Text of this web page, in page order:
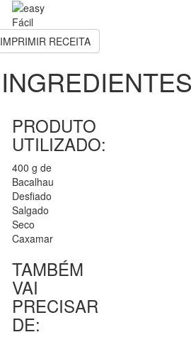
Fácil
IMPRIMIR RECEITA
PRODUTO
UTILIZADO:
400 g de
Bacalhau
Desfiado
Salgado
Seco
Caxamar
TAMBÉM
VAI
PRECISAR
DE: